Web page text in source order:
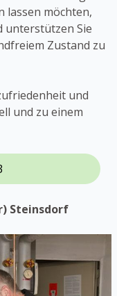
lassen möchten,
unterstützen Sie
Zustand zu
und
und zu einem
Steinsdorf